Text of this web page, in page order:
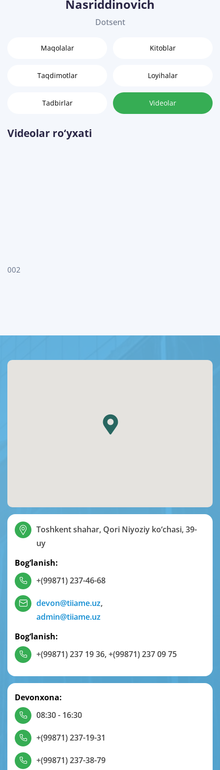
Nasriddinovich
Dotsent
Maqolalar Kitoblar
Taqdimotlar Loyihalar
Tadbirlar Videolar
Videolar ro‘yxati
002
Toshkent shahar, Qori Niyoziy ko‘chasi, 39-
uy
Bog‘lanish:
+(99871) 237-46-68
devon@tiiame.uz,
admin@tiiame.uz
Bog‘lanish:
+(99871) 237 19 36,+(99871) 237 09 75
Devonxona:
08:30 - 16:30
+(99871) 237-19-31
+(99871) 237-38-79